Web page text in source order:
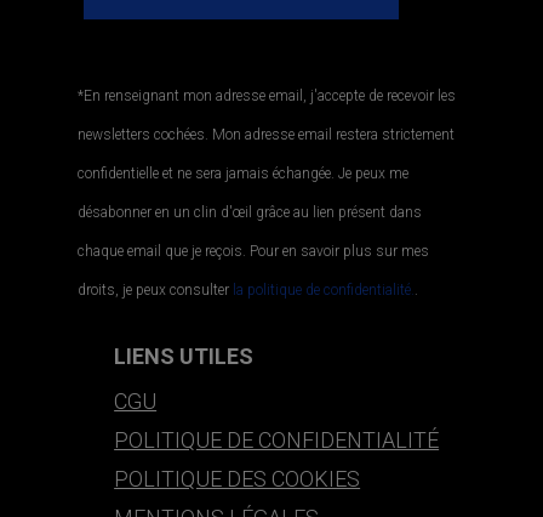
*En renseignant mon adresse email, j'accepte de recevoir les
newsletters cochées. Mon adresse email restera strictement
confidentielle et ne sera jamais échangée. Je peux me
désabonner en un clin d'œil grâce au lien présent dans
chaque email que je reçois. Pour en savoir plus sur mes
droits, je peux consulter la politique de confidentialité..
LIENS UTILES
CGU
POLITIQUE DE CONFIDENTIALITÉ
POLITIQUE DES COOKIES